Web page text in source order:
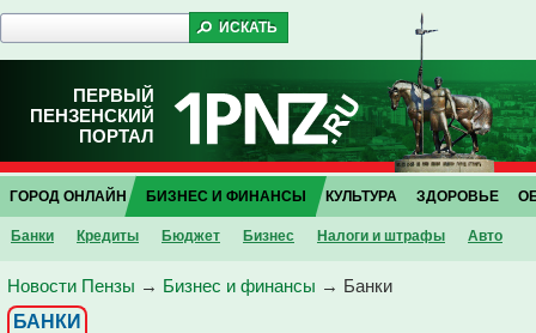
ПЕРВЫЙ
ПЕНЗЕНСКИЙ
ПОРТАЛ
ГОРОД ОНЛАЙН БИЗНЕС И ФИНАНСЫ
Банки Кредиты Бюджет Бизнес Налоги и штрафы Авто
КУЛЬТУРА ЗДОРОВЬЕ
Новости Пензы → Бизнес и финансы → Банки
БАНКИ